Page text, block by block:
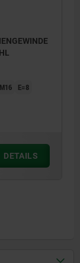
E=8
DETAILS